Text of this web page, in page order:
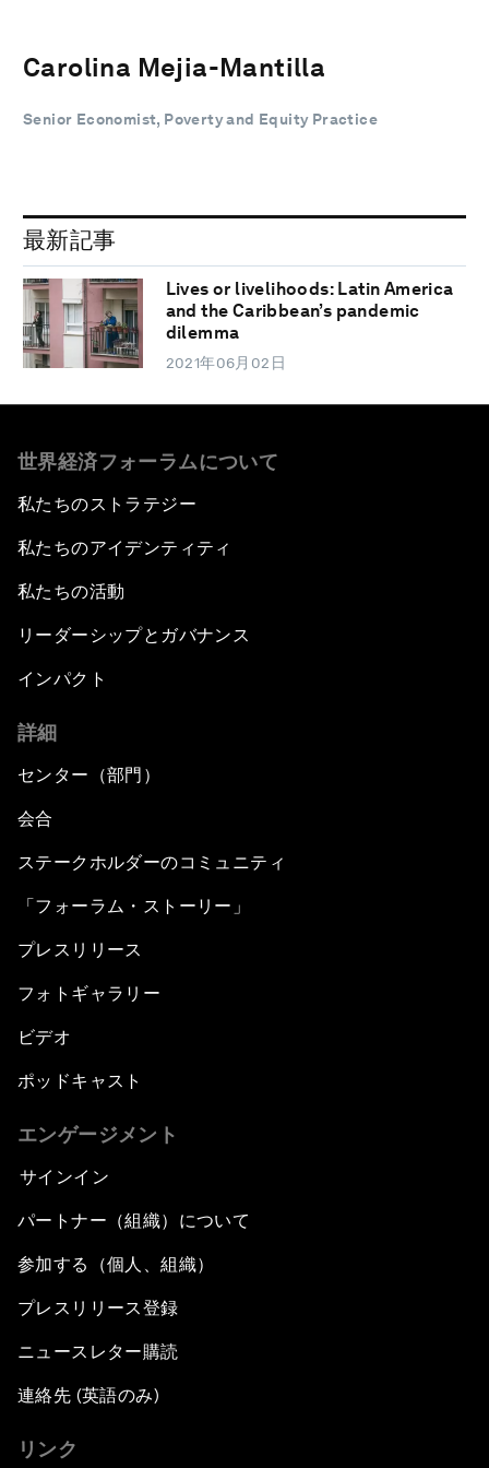
Carolina Mejia-Mantilla
Senior Economist, Poverty and Equity Practice
最新記事
Lives or livelihoods: Latin America
and the Caribbean’s pandemic
dilemma
2021年06月02日
世界経済フォーラムについて
私たちのストラテジー
私たちのアイデンティティ
私たちの活動
リーダーシップとガバナンス
インパクト
詳細
センター（部門）
会合
ステークホルダーのコミュニティ
「フォーラム・ストーリー」
プレスリリース
フォトギャラリー
ビデオ
ポッドキャスト
エンゲージメント
サインイン
パートナー（組織）について
参加する（個人、組織）
プレスリリース登録
ニュースレター購読
連絡先 (英語のみ)
リンク